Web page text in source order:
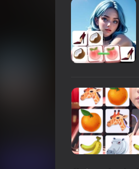
Surprise Onet - Connect
Oýunçylaryň reýtingi 12+
Ýönekeý Letsgame!